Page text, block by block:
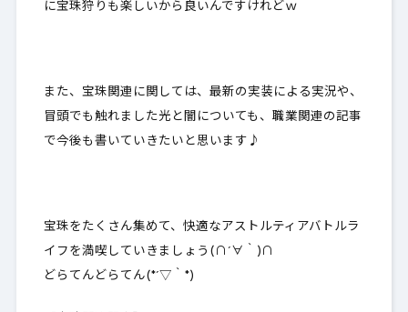
に宝珠狩りも楽しいから良いんですけれどｗ
また、宝珠関連に関しては、最新の実装による実況や、
冒頭でも触れました光と闇についても、職業関連の記事
で今後も書いていきたいと思います♪
宝珠をたくさん集めて、快適なアストルティアバトルラ
イフを満喫していきましょう(∩´∀｀)∩
どらてんどらてん(*´▽｀*)